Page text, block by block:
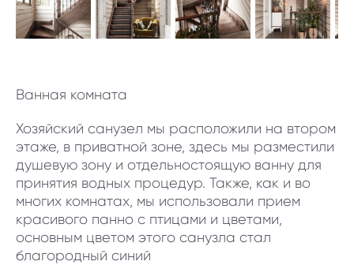
Ванная комната
Хозяйский санузел мы расположили на втором
этаже, в приватной зоне, здесь мы разместили
душевую зону и отдельностоящую ванну для
принятия водных процедур. Также, как и во
многих комнатах, мы использовали прием
красивого панно с птицами и цветами,
основным цветом этого санузла стал
благородный синий